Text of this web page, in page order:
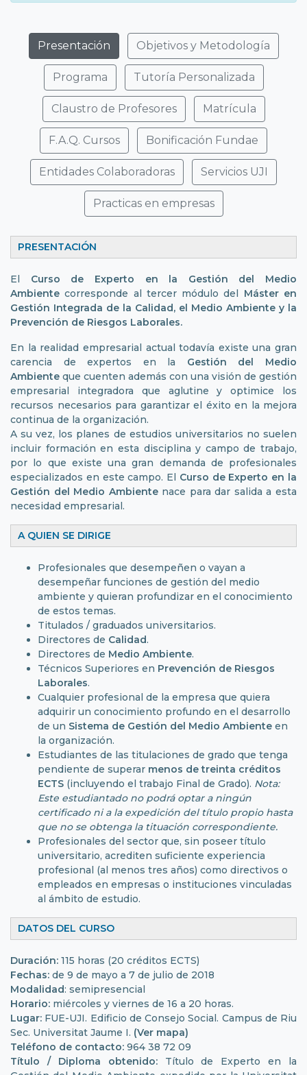
Presentación Objetivos y Metodología
Programa Tutoría Personalizada
Claustro de Profesores Matrícula
F.A.Q. Cursos Bonificación Fundae
Entidades Colaboradoras Servicios UJI
Practicas en empresas
PRESENTACIÓN
El Curso de Experto en la Gestión del Medio
Ambiente corresponde al tercer módulo del Máster en
Gestión Integrada de la Calidad, el Medio Ambiente y la
Prevención de Riesgos Laborales.
En la realidad empresarial actual todavía existe una gran
carencia de expertos en la Gestión del Medio
Ambiente que cuenten además con una visión de gestión
empresarial integradora que aglutine y optimice los
recursos necesarios para garantizar el éxito en la mejora
continua de la organización.
A su vez, los planes de estudios universitarios no suelen
incluir formación en esta disciplina y campo de trabajo,
por lo que existe una gran demanda de profesionales
especializados en este campo. El Curso de Experto en la
Gestión del Medio Ambientenace para dar salida a esta
necesidad empresarial.
A QUIEN SE DIRIGE
Profesionales que desempeñen o vayan a
desempeñar funciones de gestión del medio
ambiente y quieran profundizar en el conocimiento
de estos temas.
Titulados / graduados universitarios.
Directores de Calidad.
Directores de Medio Ambiente.
Técnicos Superiores en Prevención de Riesgos
Laborales.
Cualquier profesional de la empresa que quiera
adquirir un conocimiento profundo en el desarrollo
de un Sistema de Gestión del Medio Ambiente en
la organización.
Estudiantes de las titulaciones de grado que tenga
pendiente de superar menos de treinta créditos
ECTS (incluyendo el trabajo Final de Grado). Nota:
Este estudiantado no podrá optar a ningún
certificado ni a la expedición del título propio hasta
que no se obtenga la tituación correspondiente.
Profesionales del sector que, sin poseer título
universitario, acrediten suficiente experiencia
profesional (al menos tres años) como directivos o
empleados en empresas o instituciones vinculadas
al ámbito de estudio.
DATOS DEL CURSO
Duración: 115 horas (20 créditos ECTS)
Fechas: de 9 de mayo a 7 de julio de 2018
Modalidad: semipresencial
Horario: miércoles y viernes de 16 a 20 horas.
Lugar: FUE-UJI. Edificio de Consejo Social. Campus de Riu
Sec. Universitat Jaume I. (Ver mapa)
Teléfono de contacto: 964 38 72 09
Título / Diploma obtenido:Título de Experto en la